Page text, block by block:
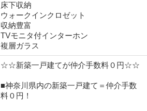
床下収納
ウォークインクロゼット
収納豊富
TVモニタ付インターホン
複層ガラス
☆☆新築一戸建てが仲介手数料０円☆☆
■神奈川県内の新築一戸建て＝仲介手数
料０円！